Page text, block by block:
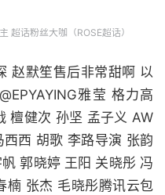
超话粉丝大咖（ROSÉ超话）
赵默笙售后非常甜啊 以
雅莹 格力高
檀健次 孙坚 孟子义 AW
西 胡歌 李路导演 张韵
郭晓婷 王阳 关晓彤 冯
楠 张杰 毛晓彤腾讯云包